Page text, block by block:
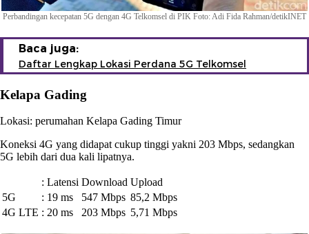
Perbandingan kecepatan 5G dengan 4G Telkomsel di PIK Foto: Adi Fida Rahman/detikINET
Baca juga:
Daftar Lengkap Lokasi Perdana 5G Telkomsel
Kelapa Gading
Lokasi: perumahan Kelapa Gading Timur
Koneksi 4G yang didapat cukup tinggi yakni 203 Mbps, sedangkan
5G lebih dari dua kali lipatnya.
: Latensi Download Upload
5G
: 19 ms 547 Mbps 85,2 Mbps
4G LTE : 20 ms 203 Mbps 5,71 Mbps